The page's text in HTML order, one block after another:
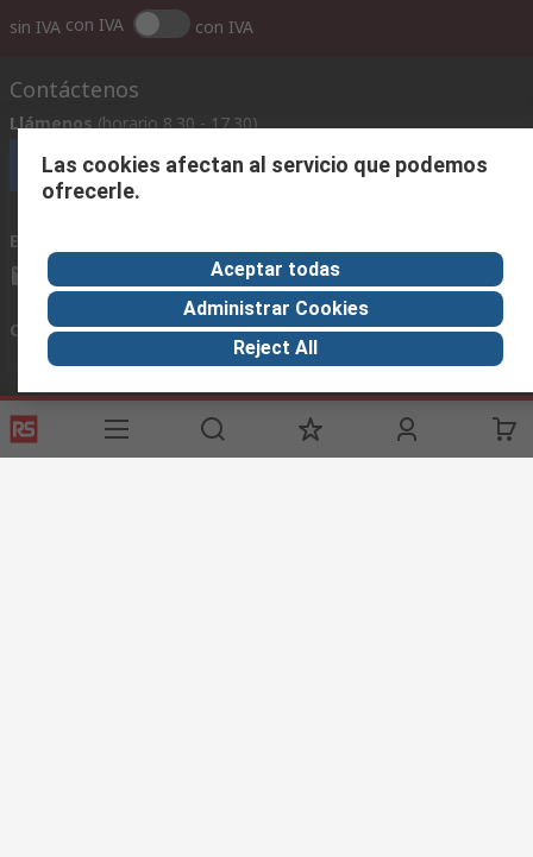
sin IVA con IVA con IVA
Contáctenos
Llámenos (horario 8.30 - 17.30)
Llámenos
Envíenos un email
ventas@rschile.cl
Conectar con nosotros
Links de ayuda
Las cookies afectan al servicio que podemos
ofrecerle.
Aceptar todas
Administrar Cookies
Reject All